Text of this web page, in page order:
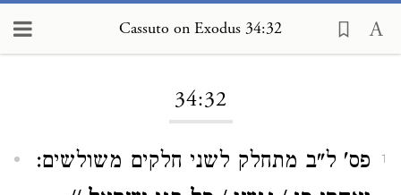
Cassuto on Exodus 34:32
34:32
1
פס' ל"ב מתחלק לשני חלקים משולשים: